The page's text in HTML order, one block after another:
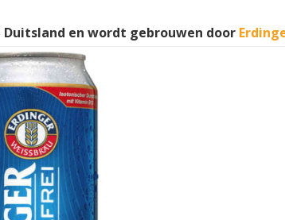
en wordt gebrouwen door